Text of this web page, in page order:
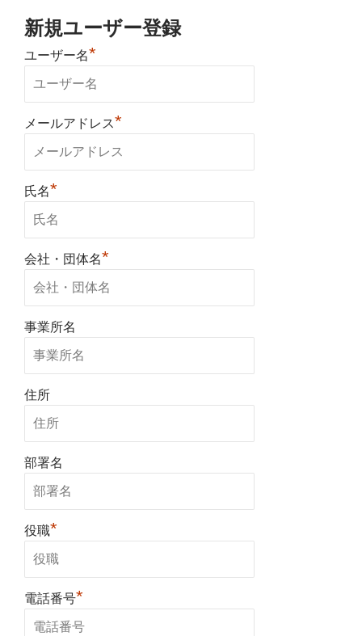
新規ユーザー登録
ユーザー名*
メールアドレス*
氏名*
会社・団体名*
事業所名
住所
部署名
役職*
電話番号*